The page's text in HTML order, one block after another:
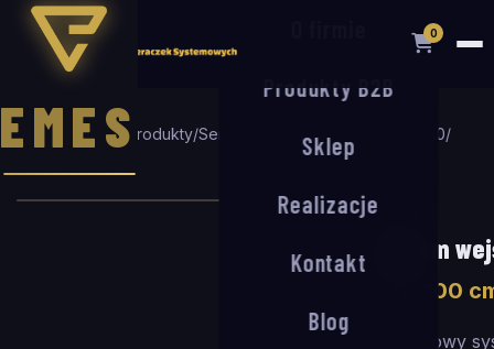
EMES
0
Produkty B2B
Sklep
Realizacje
Kontakt
Blog
Strona główna /Produkty/Seria R System wejściowy R-11/30/
SERIA R
System
100
Aluminiowy